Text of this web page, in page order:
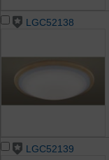
LGC52138
LGC52139